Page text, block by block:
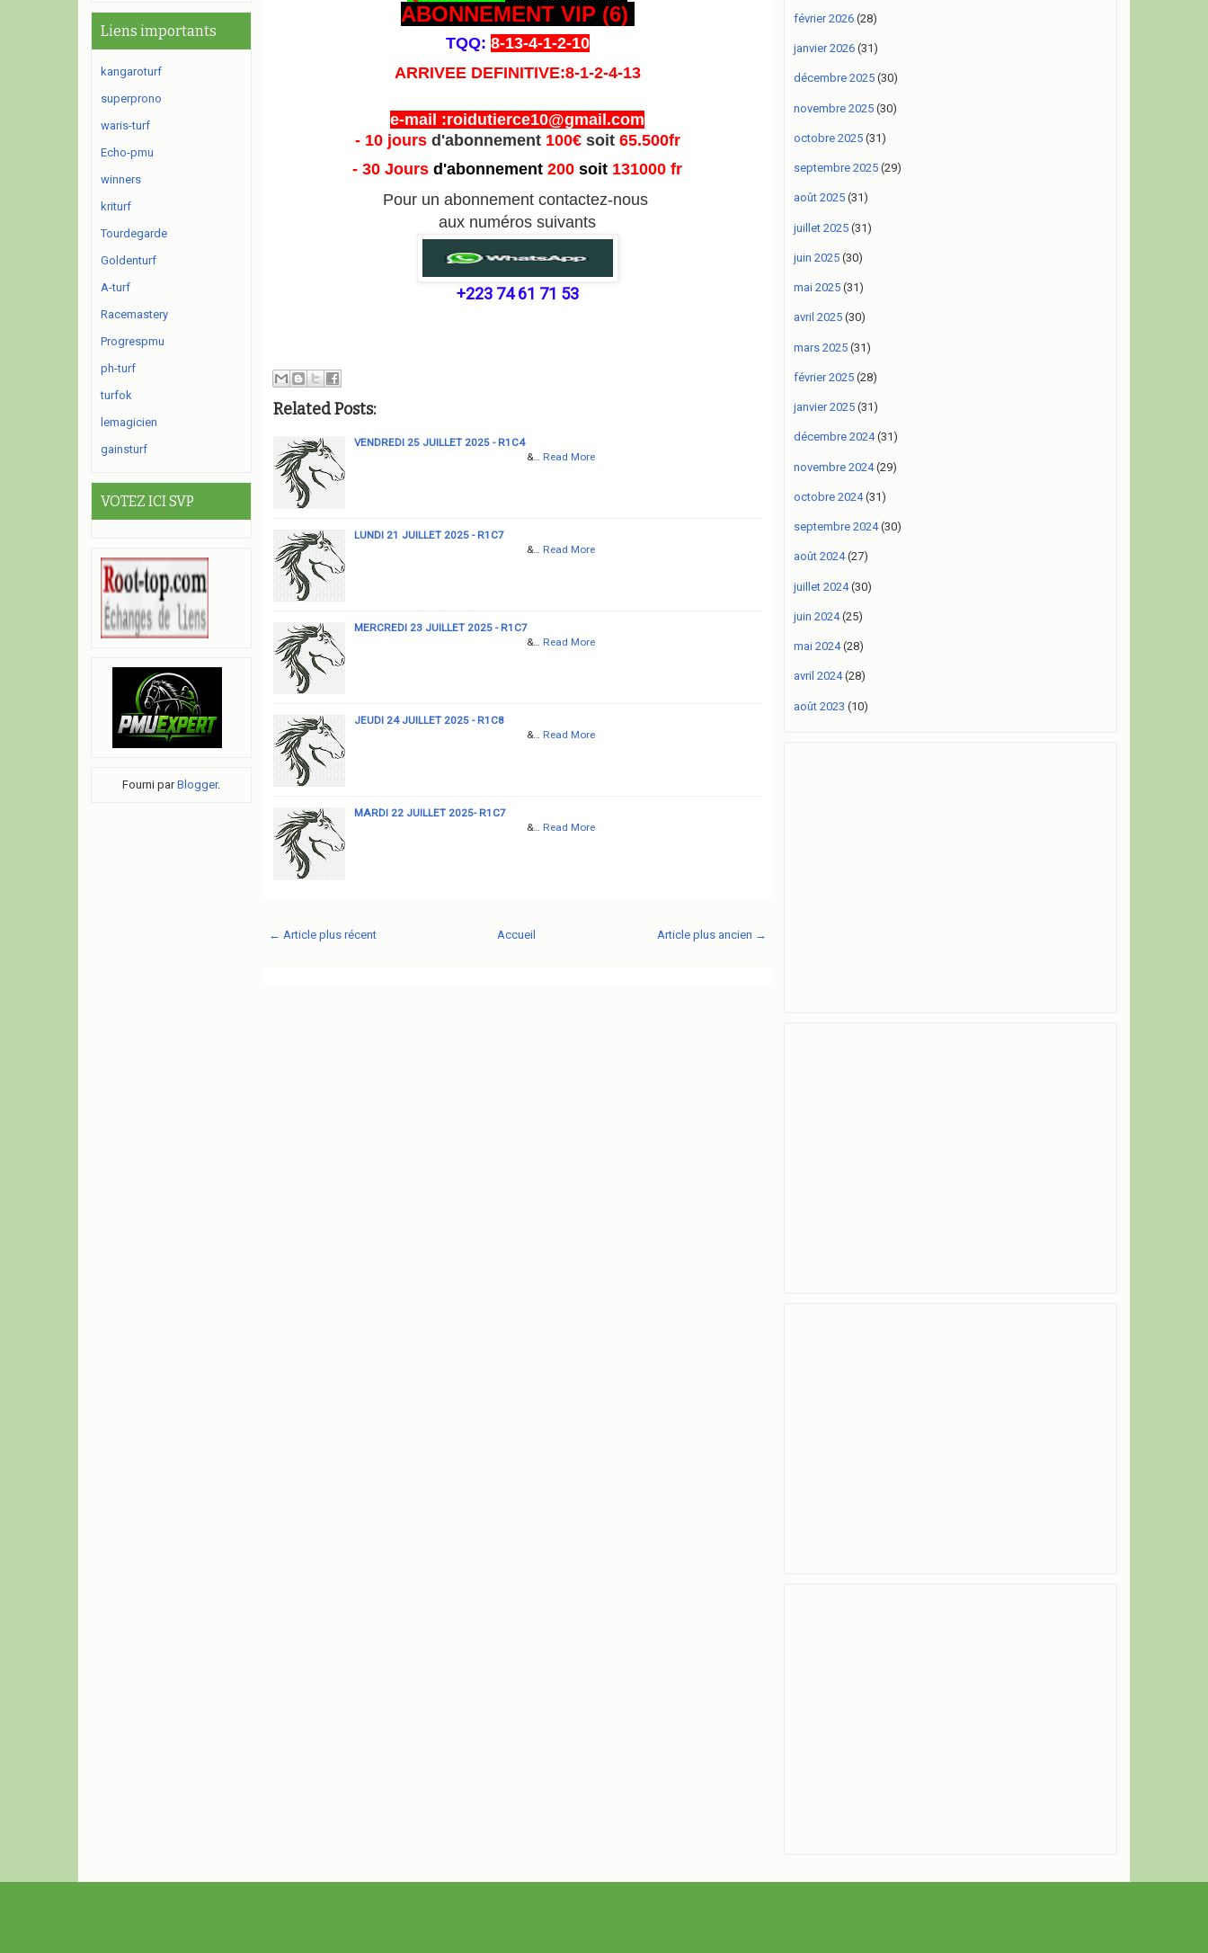
ABONNEMENT VIP (6)
TQQ: 8-13-4-1-2-10
ARRIVEE DEFINITIVE:8-1-2-4-13
e-mail :roidutierce10@gmail.com
- 10 jours d'abonnement 100€ soit 65.500fr
- 30 Joursd'abonnement 200soit 131000 fr
Pour un abonnement contactez-nous
aux numéros suivants
+223 74 61 71 53
Related Posts:
VENDREDI 25 JUILLET 2025 - R1C4
&…
Read More
LUNDI 21 JUILLET 2025 - R1C7
&…
Read More
MERCREDI 23 JUILLET 2025 - R1C7
&…
Read More
JEUDI 24 JUILLET 2025 - R1C8
&…
Read More
MARDI 22 JUILLET 2025- R1C7
&…
Read More
← Article plus récent Article plus ancien →
Accueil
Liens importants
kangaroturf
superprono
waris-turf
Echo-pmu
winners
kriturf
Tourdegarde
Goldenturf
A-turf
Racemastery
Progrespmu
ph-turf
turfok
lemagicien
gainsturf
VOTEZ ICI SVP
Fourni parBlogger.
février 2026(28)
janvier 2026(31)
décembre 2025(30)
novembre 2025(30)
octobre 2025(31)
septembre 2025(29)
août 2025(31)
juillet 2025(31)
juin 2025(30)
mai 2025(31)
avril 2025(30)
mars 2025(31)
février 2025(28)
janvier 2025(31)
décembre 2024(31)
novembre 2024(29)
octobre 2024(31)
septembre 2024(30)
août 2024(27)
juillet 2024(30)
juin 2024(25)
mai 2024(28)
avril 2024(28)
août 2023 (10)